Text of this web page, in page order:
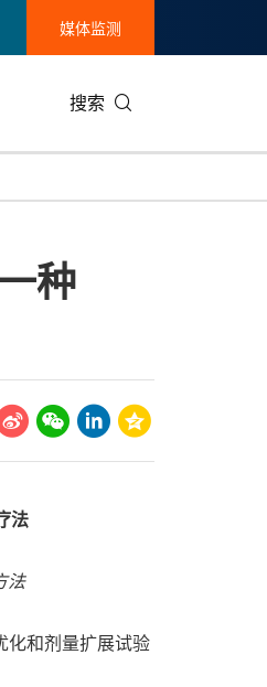
媒体监测
搜索
种
法
法
化和剂量扩展试验